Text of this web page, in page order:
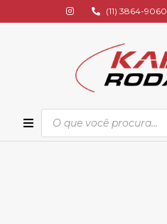
(11) 3864-9060